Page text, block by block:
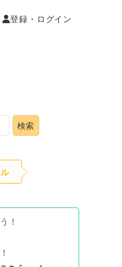
登録・ログイン
！